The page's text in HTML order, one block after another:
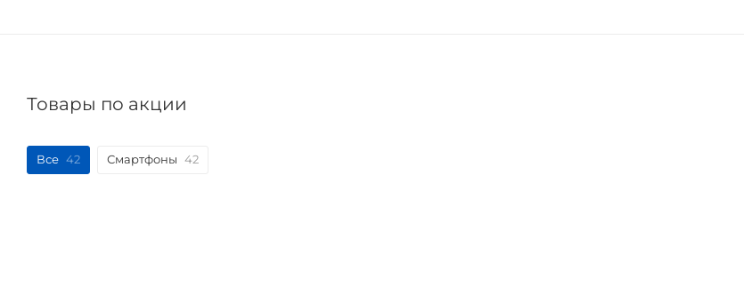
Товары по акции
Все 42 Смартфоны 42